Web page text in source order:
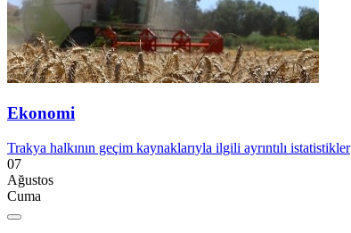
Ekonomi
Trakya halkının geçim kaynaklarıyla ilgili ayrıntılı istatistikler
07
Ağustos
Cuma